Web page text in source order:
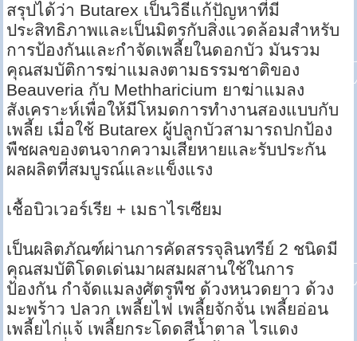
สรุปได้ว่า Butarex เป็นวิธีแก้ปัญหาที่มี
ประสิทธิภาพและเป็นมิตรกับสิ่งแวดล้อมสำหรับ
การป้องกันและกำจัดเพลี้ยในดอกบัว มันรวม
คุณสมบัติการฆ่าแมลงตามธรรมชาติของ
Beauveria กับ Methharicium ยาฆ่าแมลง
สังเคราะห์เพื่อให้มีโหมดการทำงานสองแบบกับ
เพลี้ย เมื่อใช้ Butarex ผู้ปลูกบัวสามารถปกป้อง
พืชผลของตนจากความเสียหายและรับประกัน
ผลผลิตที่สมบูรณ์และแข็งแรง
เชื้อบิวเวอร์เรีย + เมธาไรเซียม
เป็นผลิตภัณฑ์ผ่านการคัดสรรจุลินทรีย์ 2 ชนิดมี
คุณสมบัติโดดเด่นมาผสมผสานใช้ในการ
ป้องกัน กำจัดแมลงศัตรูพืช ด้วงหนวดยาว ด้วง
มะพร้าว ปลวก เพลี้ยไฟ เพลี้ยจักจั่น เพลี้ยอ่อน
เพลี้ยไก่แจ้ เพลี้ยกระโดดสีน้ำตาล ไรแดง